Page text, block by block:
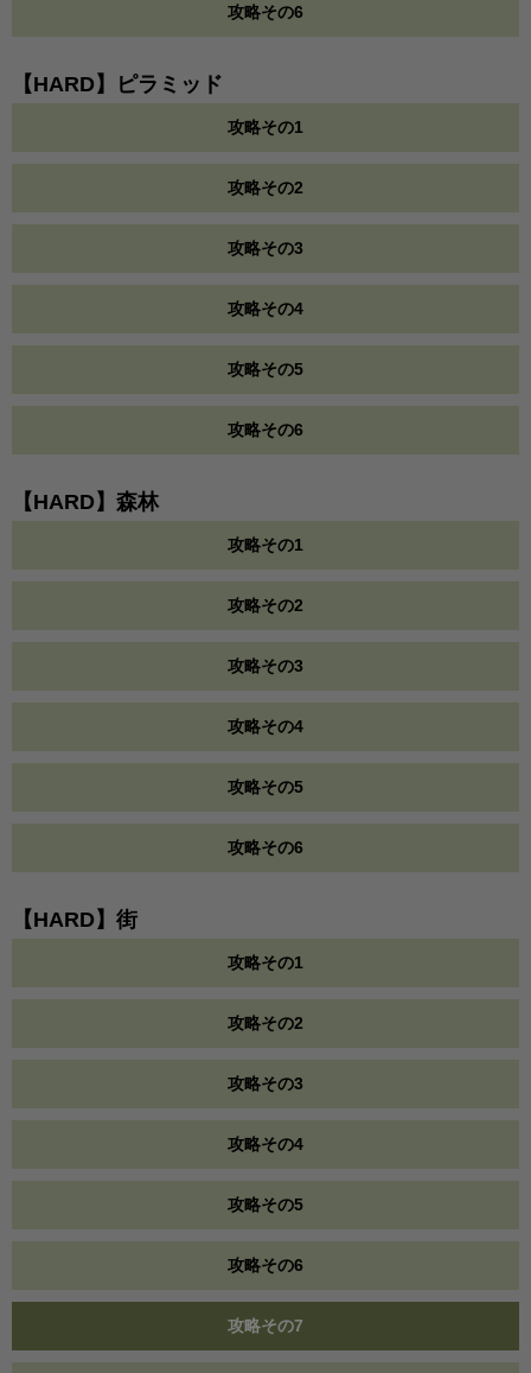
攻略その6
【HARD】ピラミッド
攻略その1
攻略その2
攻略その3
攻略その4
攻略その5
攻略その6
【HARD】森林
攻略その1
攻略その2
攻略その3
攻略その4
攻略その5
攻略その6
【HARD】街
攻略その1
攻略その2
攻略その3
攻略その4
攻略その5
攻略その6
攻略その7